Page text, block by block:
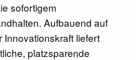
sofortigem
Aufbauend auf
Innovationskraft liefert
platzsparende